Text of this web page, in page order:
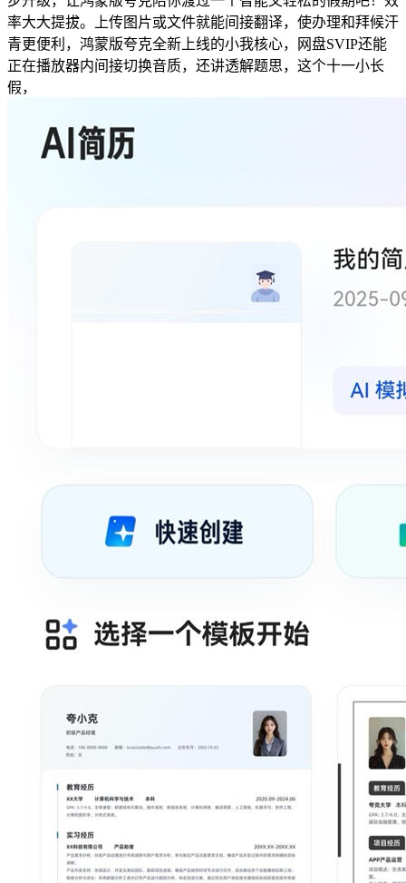
率大大提拔。上传图片或文件就能间接翻译，使办理和拜候汗
青更便利，鸿蒙版夸克全新上线的小我核心，网盘SVIP还能
正在播放器内间接切换音质，还讲透解题思，这个十一小长
假，